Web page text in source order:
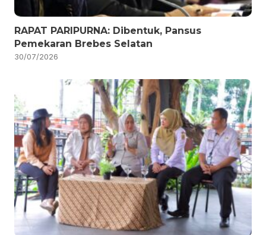
RAPAT PARIPURNA: Dibentuk, Pansus
Pemekaran Brebes Selatan
30/07/2026